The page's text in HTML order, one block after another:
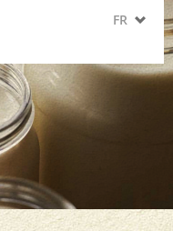
FR
ES